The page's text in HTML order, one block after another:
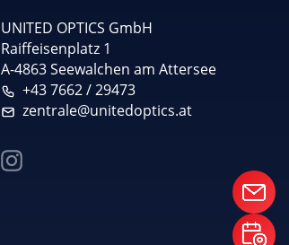
UNITED OPTICS GmbH
Raiffeisenplatz 1
A-4863 Seewalchen am Attersee
+43 7662 / 29473
zentrale@unitedoptics.at